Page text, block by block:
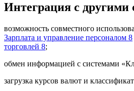
Интеграция с другими
возможность совместного
Зарплата и управление персоналом 8
торговлей 8;
обмен информацией с системами
загрузка курсов валют и